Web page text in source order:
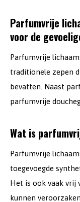
Parfumvrije
voor de
Parfumvrije
traditionele zepen
bevatten. Naast
parfumvrije
Wat is
Parfumvrije
toegevoegde
Het is ook vaak vrij
kunnen